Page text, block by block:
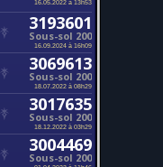
16.05.2022 à 13h53
3193601
Sous-sol 200
16.09.2024 à 16h09
3069613
Sous-sol 200
18.07.2022 à 08h29
3017635
Sous-sol 200
18.12.2022 à 03h29
3004469
Sous-sol 200